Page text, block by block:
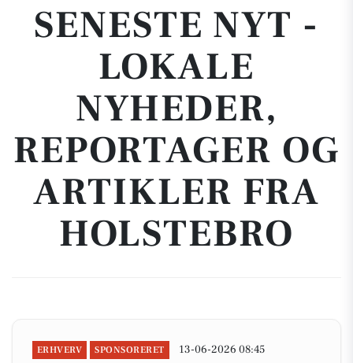
SENESTE NYT -
LOKALE
NYHEDER,
REPORTAGER OG
ARTIKLER FRA
HOLSTEBRO
ERHVERV SPONSORERET 13-06-2026 08:45